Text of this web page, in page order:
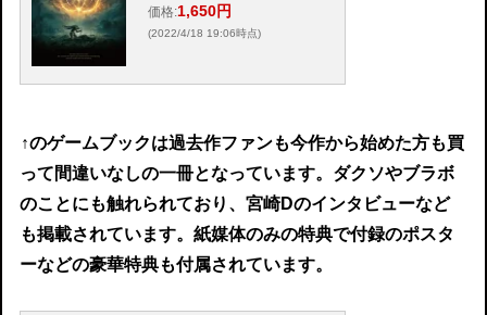
価格:1,650円
(2022/4/18 19:06時点)
↑のゲームブックは過去作ファンも今作から始めた方も買
って間違いなしの一冊となっています。ダクソやブラボ
のことにも触れられており、宮崎Dのインタビューなど
も掲載されています。紙媒体のみの特典で付録のポスタ
ーなどの豪華特典も付属されています。